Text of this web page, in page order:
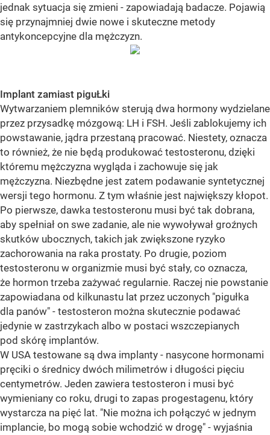
jednak sytuacja się zmieni - zapowiadają badacze. Pojawią
się przynajmniej dwie nowe i skuteczne metody
antykoncepcyjne dla mężczyzn.
Implant zamiast piguŁki
Wytwarzaniem plemników sterują dwa hormony wydzielane
przez przysadkę mózgową: LH i FSH. Jeśli zablokujemy ich
powstawanie, jądra przestaną pracować. Niestety, oznacza
to również, że nie będą produkować testosteronu, dzięki
któremu mężczyzna wygląda i zachowuje się jak
mężczyzna. Niezbędne jest zatem podawanie syntetycznej
wersji tego hormonu. Z tym właśnie jest największy kłopot.
Po pierwsze, dawka testosteronu musi być tak dobrana,
aby spełniał on swe zadanie, ale nie wywoływał groźnych
skutków ubocznych, takich jak zwiększone ryzyko
zachorowania na raka prostaty. Po drugie, poziom
testosteronu w organizmie musi być stały, co oznacza,
że hormon trzeba zażywać regularnie. Raczej nie powstanie
zapowiadana od kilkunastu lat przez uczonych "pigułka
dla panów" - testosteron można skutecznie podawać
jedynie w zastrzykach albo w postaci wszczepianych
pod skórę implantów.
W USA testowane są dwa implanty - nasycone hormonami
pręciki o średnicy dwóch milimetrów i długości pięciu
centymetrów. Jeden zawiera testosteron i musi być
wymieniany co roku, drugi to zapas progestagenu, który
wystarcza na pięć lat. "Nie można ich połączyć w jednym
implancie, bo mogą sobie wchodzić w drogę" - wyjaśnia